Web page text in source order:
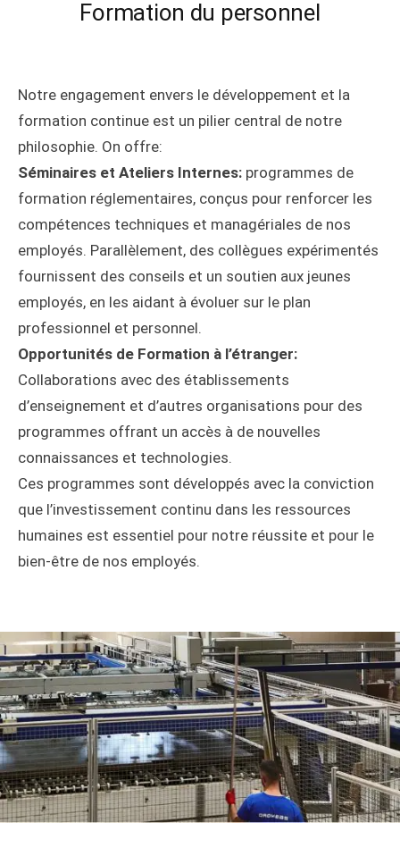
Formation du personnel
Notre engagement envers le développement et la
formation continue est un pilier central de notre
philosophie. On offre:
Séminaires et Ateliers Internes: programmes de
formation réglementaires, conçus pour renforcer les
compétences techniques et managériales de nos
employés. Parallèlement, des collègues expérimentés
fournissent des conseils et un soutien aux jeunes
employés, en les aidant à évoluer sur le plan
professionnel et personnel.
Opportunités de Formation à l’étranger:
Collaborations avec des établissements
d’enseignement et d’autres organisations pour des
programmes offrant un accès à de nouvelles
connaissances et technologies.
Ces programmes sont développés avec la conviction
que l’investissement continu dans les ressources
humaines est essentiel pour notre réussite et pour le
bien-être de nos employés.